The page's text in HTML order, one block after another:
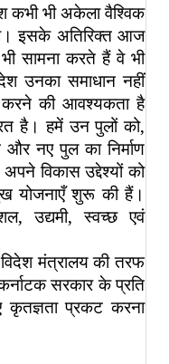
कभी भी अकेला वैश्विक
इसके अतिरिक्त आज
सामना करते हैं वे भी
उनका समाधान नहीं
की आवश्यकता है
है। हमें उन पुलों को,
नए पुल का निर्माण
विकास उद्देश्यों को
योजनाएँ शुरू की हैं।
उद्यमी, स्वच्छ एवं
मंत्रालय की तरफ
सरकार के प्रति
कृतज्ञता प्रकट करना